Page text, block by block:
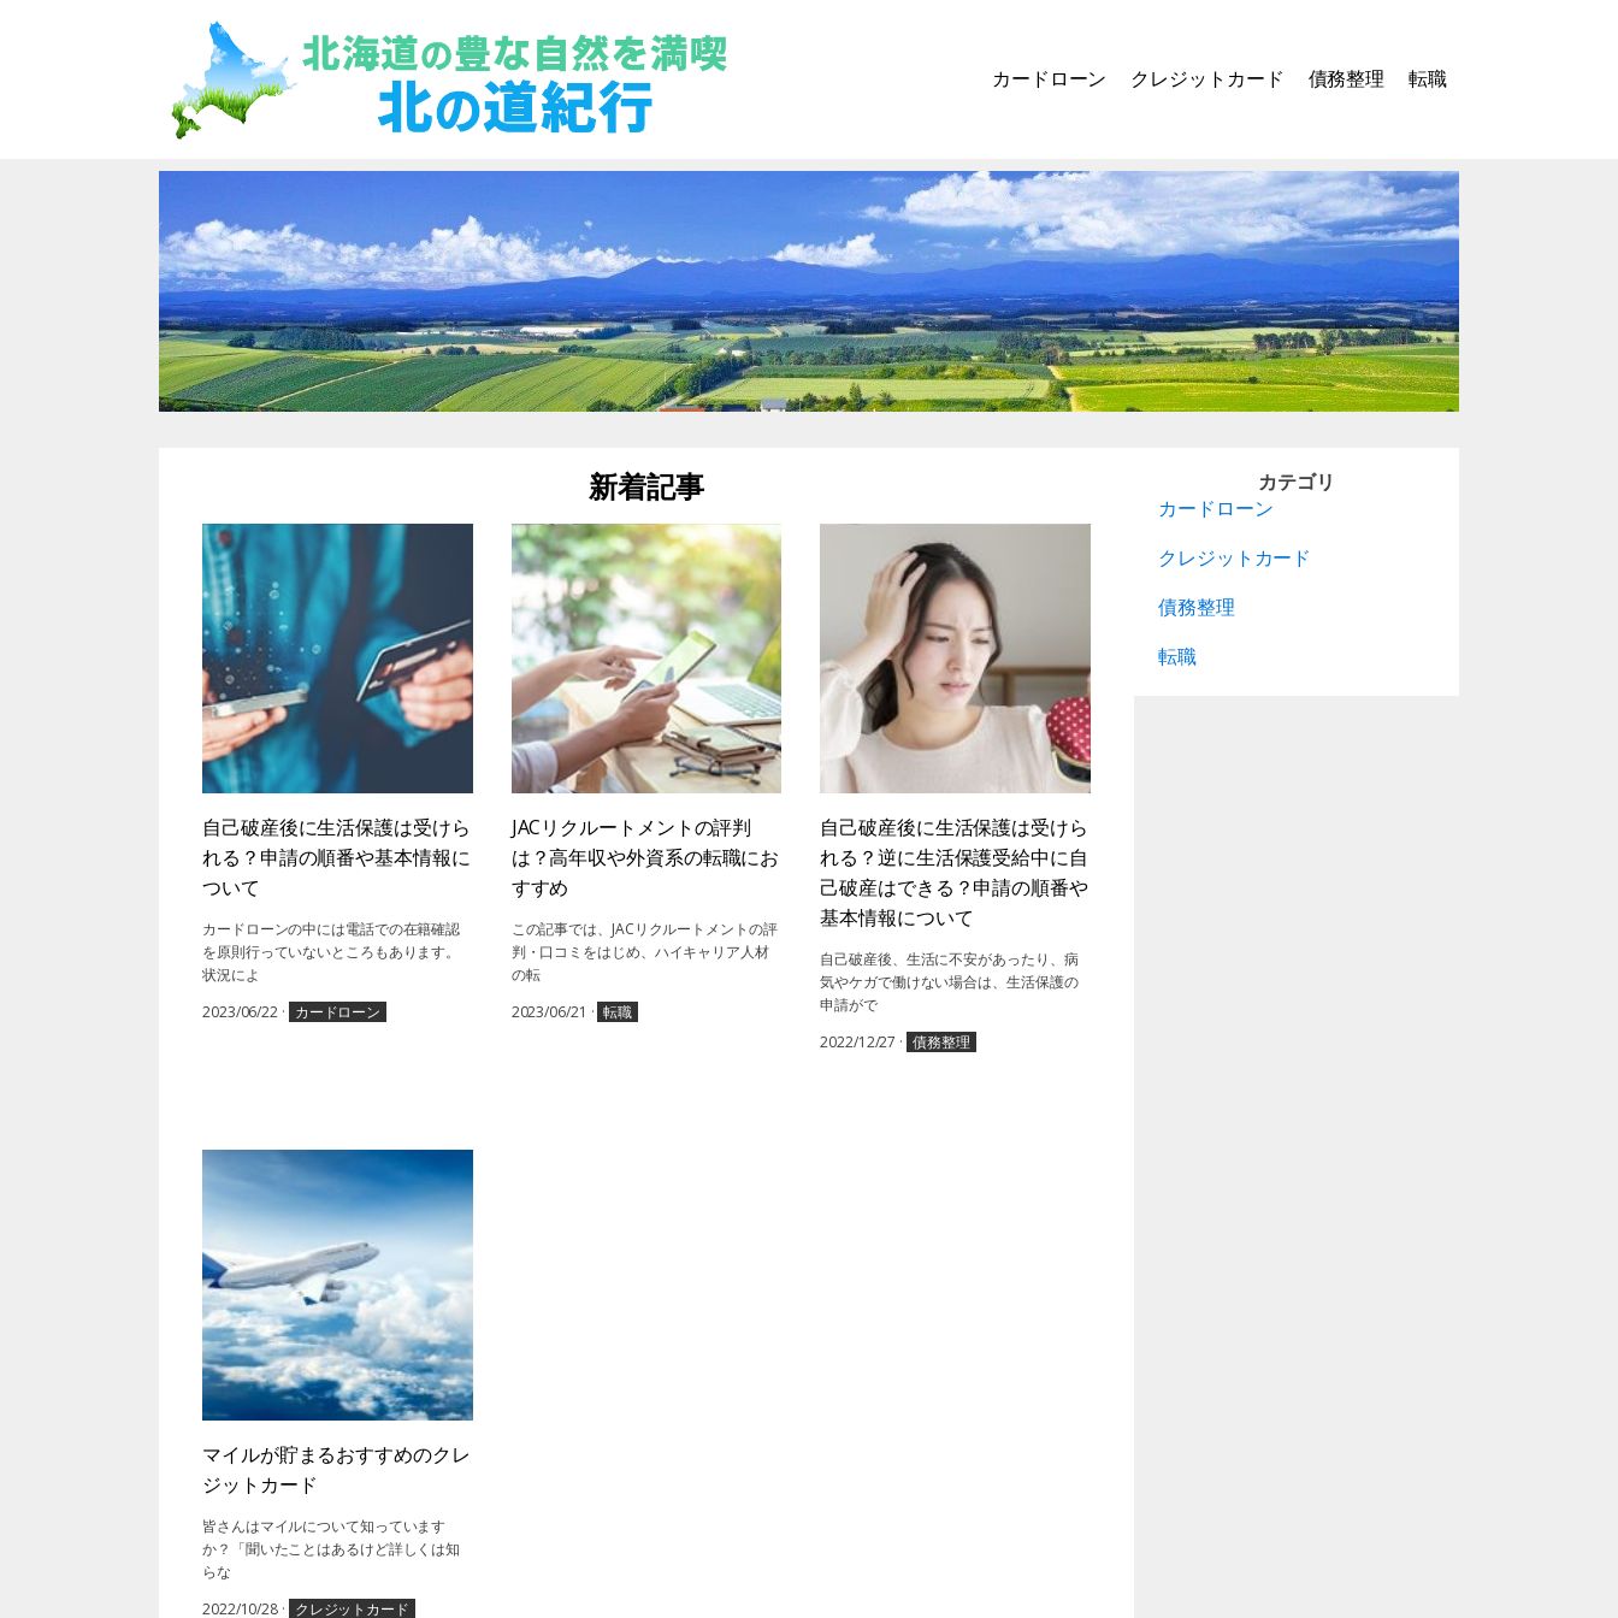
カードローン クレジットカード 債務整理 転職
新着記事
自己破産後に生活保護は受けら
れる？申請の順番や基本情報に
ついて
カードローンの中には電話での在籍確認
を原則行っていないところもあります。
状況によ
2023/06/22 · カードローン
JACリクルートメントの評判
は？高年収や外資系の転職にお
すすめ
この記事では、JACリクルートメントの評
判・口コミをはじめ、ハイキャリア人材
の転
2023/06/21 · 転職
自己破産後に生活保護は受けら
れる？逆に生活保護受給中に自
己破産はできる？申請の順番や
基本情報について
自己破産後、生活に不安があったり、病
気やケガで働けない場合は、生活保護の
申請がで
2022/12/27 · 債務整理
マイルが貯まるおすすめのクレ
ジットカード
皆さんはマイルについて知っています
か？「聞いたことはあるけど詳しくは知
らな
2022/10/28 · クレジットカード
カテゴリ
カードローン
クレジットカード
債務整理
転職